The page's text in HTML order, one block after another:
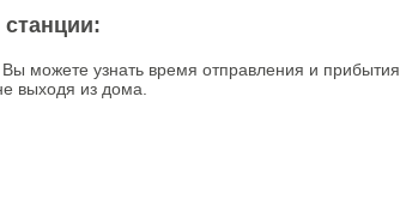
можете узнать время отправления и прибытия
выходя из дома.